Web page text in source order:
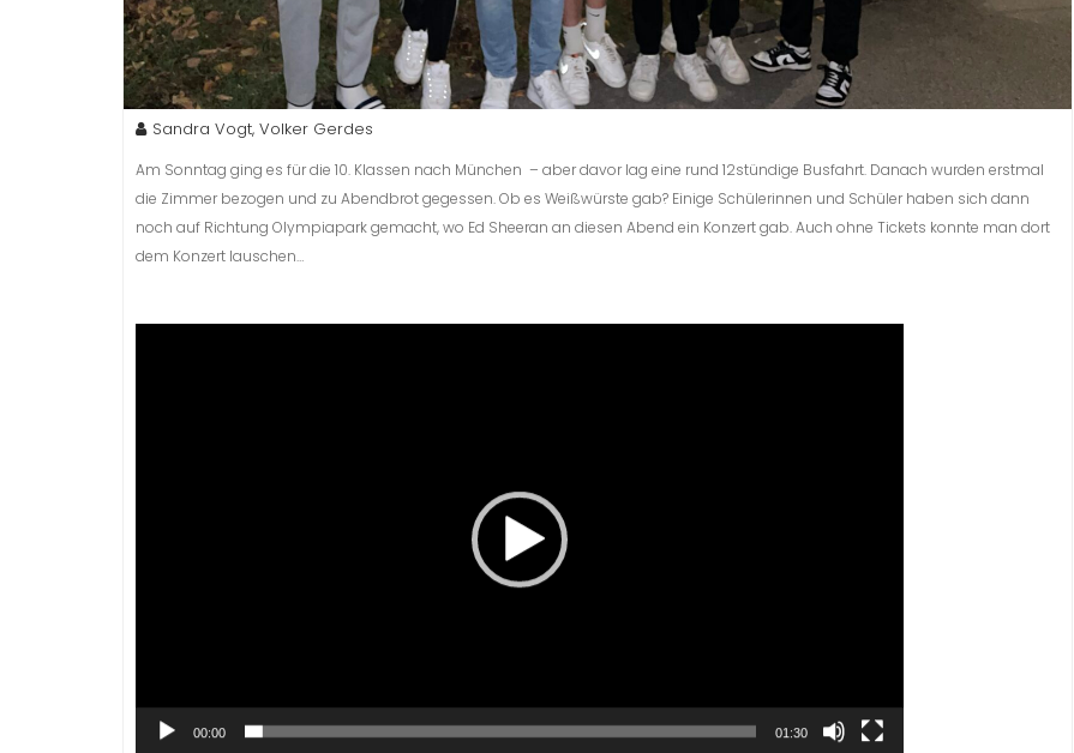
Sandra Vogt, Volker Gerdes
Am Sonntag ging es für die 10. Klassen nach München – aber davor lag eine rund 12stündige Busfahrt. Danach wurden erstmal
die Zimmer bezogen und zu Abendbrot gegessen. Ob es Weißwürste gab? Einige Schülerinnen und Schüler haben sich dann
noch auf Richtung Olympiapark gemacht, wo Ed Sheeran an diesen Abend ein Konzert gab. Auch ohne Tickets konnte man dort
dem Konzert lauschen…
00:00 01:30